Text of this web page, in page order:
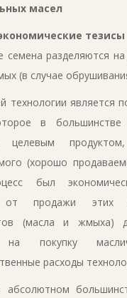
масел
тезисы
семена разделяются
(в случае
технологии является
в большинстве
целевым
(хорошо
был
от продажи этих
(масла и жмыха)
на покупку
расходы